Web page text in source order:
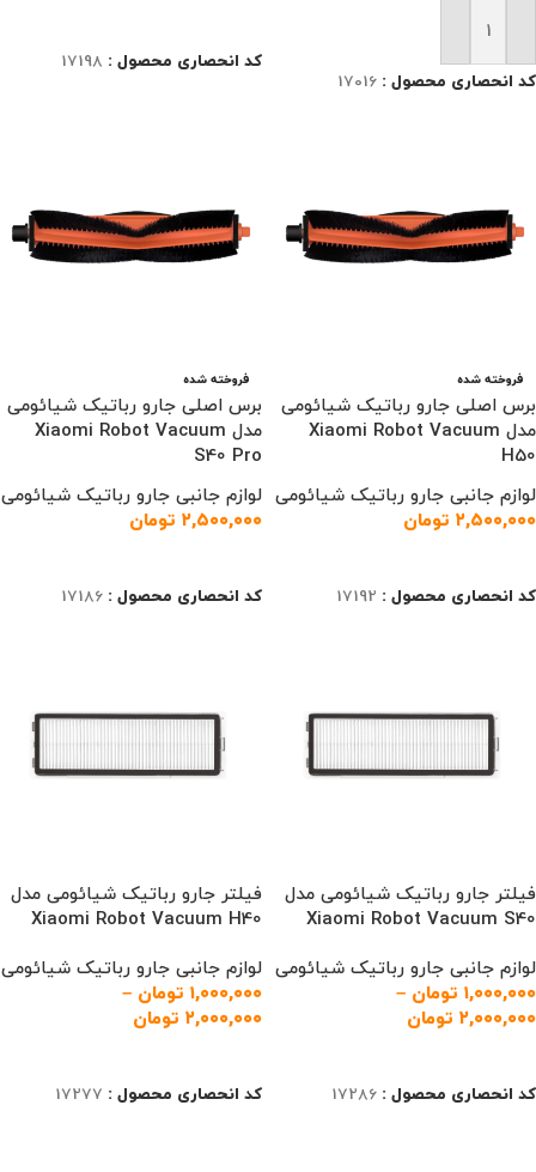
افزودن به سبد خرید
کد انحصاری محصول : 17016
کد انحصاری محصول : 17198
فروخته شده
برس اصلی جارو رباتیک شیائومی
مدل Xiaomi Robot Vacuum
H50
لوازم جانبی جارو رباتیک شیائومی
۲,۵۰۰,۰۰۰ تومان
کد انحصاری محصول : 17192
فروخته شده
برس اصلی جارو رباتیک شیائومی
مدل Xiaomi Robot Vacuum
S40 Pro
لوازم جانبی جارو رباتیک شیائومی
۲,۵۰۰,۰۰۰ تومان
کد انحصاری محصول : 17186
فیلتر جارو رباتیک شیائومی مدل
Xiaomi Robot Vacuum S40
لوازم جانبی جارو رباتیک شیائومی
۱,۰۰۰,۰۰۰ تومان –
۲,۰۰۰,۰۰۰ تومان
کد انحصاری محصول : 17286
فیلتر جارو رباتیک شیائومی مدل
Xiaomi Robot Vacuum H40
لوازم جانبی جارو رباتیک شیائومی
۱,۰۰۰,۰۰۰ تومان –
۲,۰۰۰,۰۰۰ تومان
کد انحصاری محصول : 17277